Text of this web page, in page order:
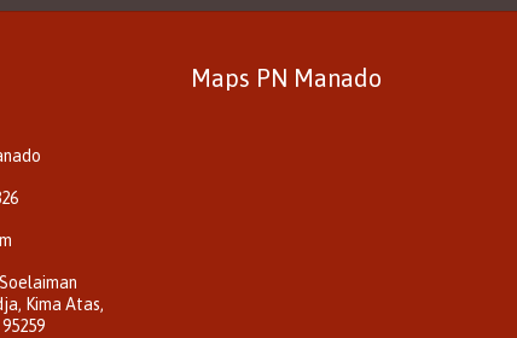
Kima Atas,
Maps PN Manado